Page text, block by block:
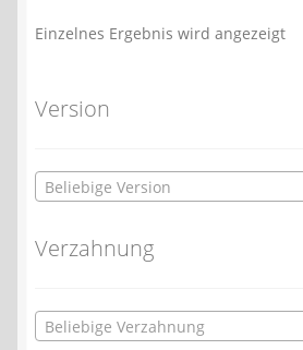
Einzelnes Ergebnis wird angezeigt
Version
Beliebige Version
Verzahnung
Beliebige Verzahnung